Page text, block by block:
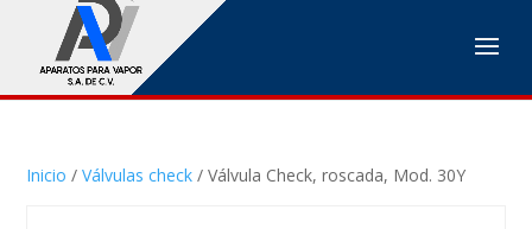
Inicio /Válvulas check / Válvula Check, roscada, Mod. 30Y